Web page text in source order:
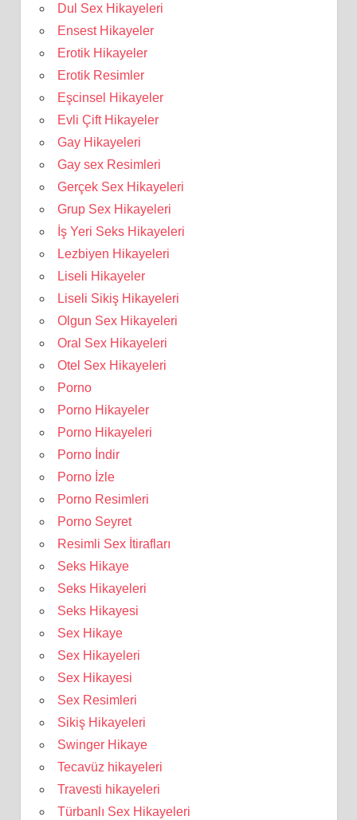
Dul Sex Hikayeleri
Ensest Hikayeler
Erotik Hikayeler
Erotik Resimler
Eşcinsel Hikayeler
Evli Çift Hikayeler
Gay Hikayeleri
Gay sex Resimleri
Gerçek Sex Hikayeleri
Grup Sex Hikayeleri
İş Yeri Seks Hikayeleri
Lezbiyen Hikayeleri
Liseli Hikayeler
Liseli Sikiş Hikayeleri
Olgun Sex Hikayeleri
Oral Sex Hikayeleri
Otel Sex Hikayeleri
Porno
Porno Hikayeler
Porno Hikayeleri
Porno İndir
Porno İzle
Porno Resimleri
Porno Seyret
Resimli Sex İtirafları
Seks Hikaye
Seks Hikayeleri
Seks Hikayesi
Sex Hikaye
Sex Hikayeleri
Sex Hikayesi
Sex Resimleri
Sikiş Hikayeleri
Swinger Hikaye
Tecavüz hikayeleri
Travesti hikayeleri
Türbanlı Sex Hikayeleri